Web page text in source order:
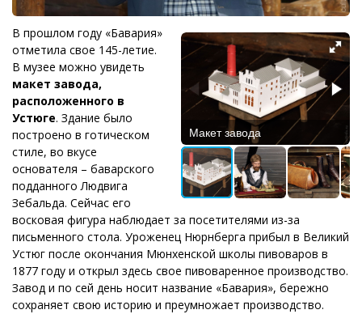
Макет завода
В прошлом году «Бавария»
отметила свое 145-летие.
В музее можно увидеть
макет завода,
расположенного в
Устюге. Здание было
построено в готическом
стиле, во вкусе
основателя – баварского
подданного Людвига
Зебальда. Сейчас его
восковая фигура наблюдает за посетителями из-за
письменного стола. Уроженец Нюрнберга прибыл в Великий
Устюг после окончания Мюнхенской школы пивоваров в
1877 году и открыл здесь свое пивоваренное производство.
Завод и по сей день носит название «Бавария», бережно
сохраняет свою историю и преумножает производство.